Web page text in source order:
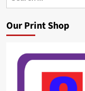
Our Print Shop